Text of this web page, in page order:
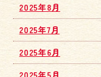
2025年8月
2025年7月
2025年6月
2025年5月